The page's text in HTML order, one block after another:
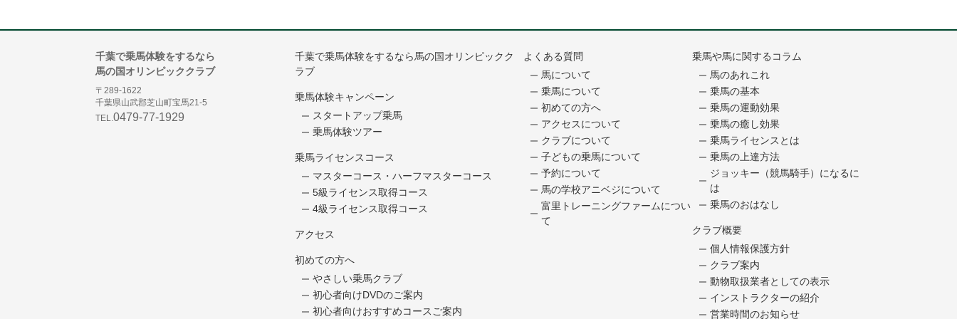
千葉で乗馬体験をするなら
馬の国オリンピッククラブ
〒289-1622
千葉県山武郡芝山町宝馬21-5
TEL.0479-77-1929
千葉で乗馬体験をするなら馬の国オリンピックク
ラブ
乗馬体験キャンペーン
スタートアップ乗馬
乗馬体験ツアー
乗馬ライセンスコース
マスターコース・ハーフマスターコース
5級ライセンス取得コース
4級ライセンス取得コース
アクセス
初めての方へ
やさしい乗馬クラブ
初心者向けDVDのご案内
初心者向けおすすめコースご案内
よくある質問
馬について
乗馬について
初めての方へ
アクセスについて
クラブについて
子どもの乗馬について
予約について
馬の学校アニベジについて
富里トレーニングファームについ
て
乗馬や馬に関するコラム
馬のあれこれ
乗馬の基本
乗馬の運動効果
乗馬の癒し効果
乗馬ライセンスとは
乗馬の上達方法
ジョッキー（競馬騎手）になるに
は
乗馬のおはなし
クラブ概要
個人情報保護方針
クラブ案内
動物取扱業者としての表示
インストラクターの紹介
営業時間のお知らせ